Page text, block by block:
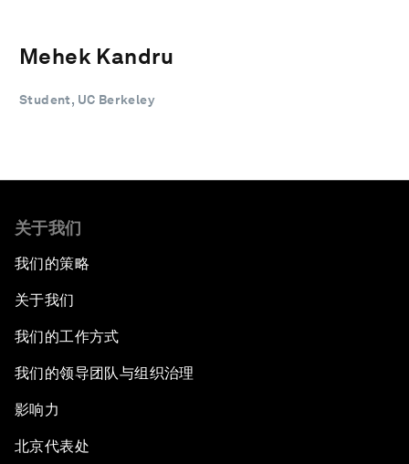
Mehek Kandru
Student, UC Berkeley
关于我们
我们的策略
关于我们
我们的工作方式
我们的领导团队与组织治理
影响力
北京代表处